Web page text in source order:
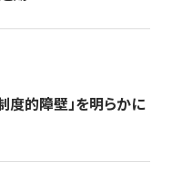
度的障壁」を明らかに